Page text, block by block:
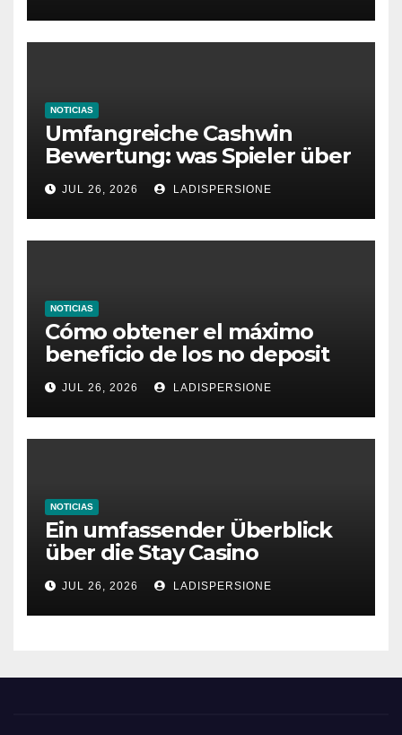
NOTICIAS
Umfangreiche Cashwin
Bewertung: was Spieler über
dieses Casino denken
JUL 26, 2026 LADISPERSIONE
NOTICIAS
Cómo obtener el máximo
beneficio de los no deposit
bonus codes de roby casino
JUL 26, 2026 LADISPERSIONE
NOTICIAS
Ein umfassender Überblick
über die Stay Casino
Bonusbedingungen
JUL 26, 2026 LADISPERSIONE